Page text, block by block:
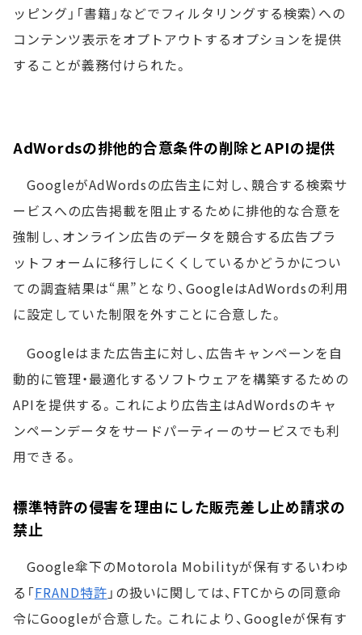
ッピング」「書籍」などでフィルタリングする検索）への
コンテンツ表示をオプトアウトするオプションを提供
することが義務付けられた。
AdWordsの排他的合意条件の削除とAPIの提供
GoogleがAdWordsの広告主に対し、競合する検索サ
ービスへの広告掲載を阻止するために排他的な合意を
強制し、オンライン広告のデータを競合する広告プラ
ットフォームに移行しにくくしているかどうかについ
ての調査結果は“黒”となり、GoogleはAdWordsの利用
に設定していた制限を外すことに合意した。
Googleはまた広告主に対し、広告キャンペーンを自
動的に管理・最適化するソフトウェアを構築するための
APIを提供する。これにより広告主はAdWordsのキャ
ンペーンデータをサードパーティーのサービスでも利
用できる。
標準特許の侵害を理由にした販売差し止め請求の
禁止
Google傘下のMotorola Mobilityが保有するいわゆ
る「FRAND特許 」の扱いに関しては、FTCからの同意命
令にGoogleが合意した。これにより、Googleが保有す